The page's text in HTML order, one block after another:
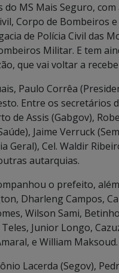
MS Mais Seguro,
Corpo de Bombeiros
de Polícia Civil das
Militar. E tem
que vai voltar a
Paulo Corrêa
Entre os secretários
de Assis (Gabgov),
Jaime Verruck
Cel. Waldir
autarquias.
o prefeito,
Dharleng Campos,
Wilson Sami,
Junior Longo,
e William Maksoud.
Lacerda (Segov),